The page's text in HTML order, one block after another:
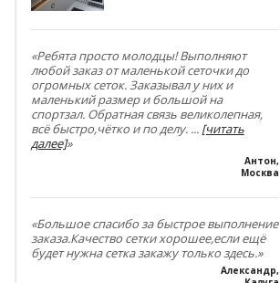
«Ребята просто молодцы! Выполняют
любой заказ от маленькой сеточки до
огромных сеток. Заказывал у них и
маленький размер и большой на
спортзал. Обратная связь великолепная,
всё быстро,чётко и по делу. ... [читать
далее]»
Антон,
Москва
«Большое спасибо за быстрое выполнение
заказа.Качество сетки хорошее,если ещё
будет нужна сетка закажу только здесь.»
Александр,